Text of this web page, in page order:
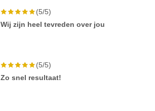
(5/5)
Wij zijn heel tevreden over jou
(5/5)
Zo snel resultaat!